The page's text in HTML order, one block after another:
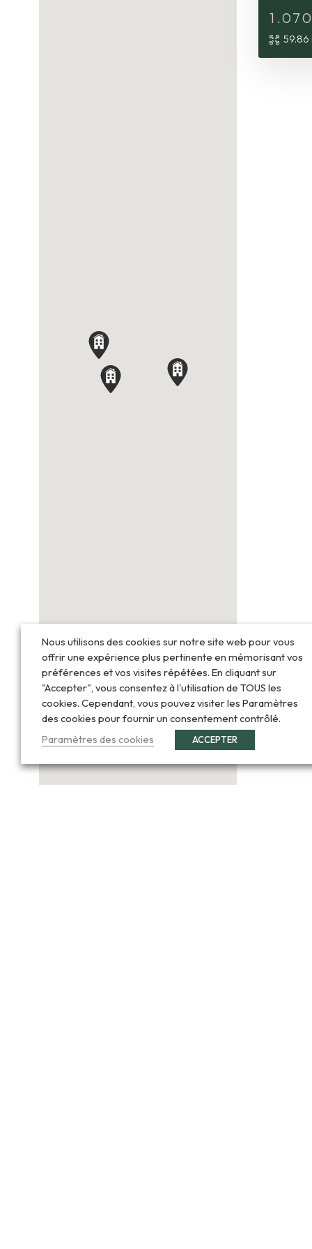
59.86
Nous utilisons des cookies sur notre site web pour vous
offrir une expérience plus pertinente en mémorisant vos
préférences et vos visites répétées. En cliquant sur
"Accepter", vous consentez à l'utilisation de TOUS les
cookies. Cependant, vous pouvez visiter les Paramètres
des cookies pour fournir un consentement contrôlé.
Paramètres des cookies
ACCEPTER